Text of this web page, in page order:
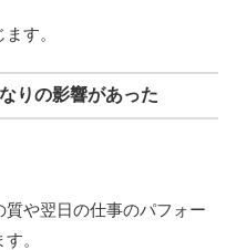
す。
りの影響があった
や翌日の仕事のパフォー
。